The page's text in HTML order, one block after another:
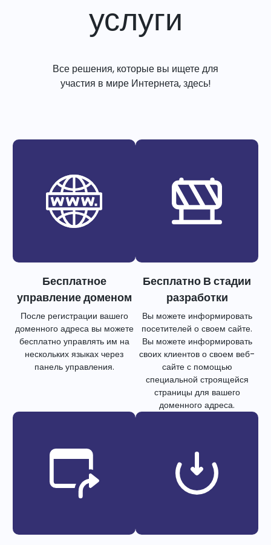
услуги
Все решения, которые вы ищете для
участия в мире Интернета, здесь!
Бесплатное
управление доменом
После регистрации вашего
доменного адреса вы можете
бесплатно управлять им на
нескольких языках через
панель управления.
Бесплатно В стадии
разработки
Вы можете информировать
посетителей о своем сайте.
Вы можете информировать
своих клиентов о своем веб-
сайте с помощью
специальной строящейся
страницы для вашего
доменного адреса.